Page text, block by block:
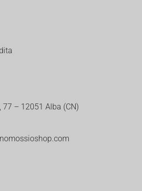
77 – 12051 Alba (CN)